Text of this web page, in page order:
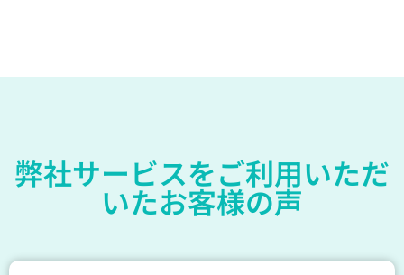
弊社サービスをご利用いただ
いたお客様の声